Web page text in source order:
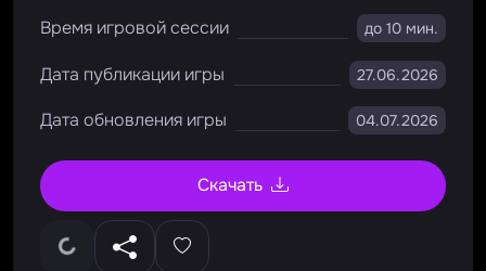
Время игровой сессии
до 10 мин.
Дата публикации игры 27.06.2026
Дата обновления игры 04.07.2026
Скачать